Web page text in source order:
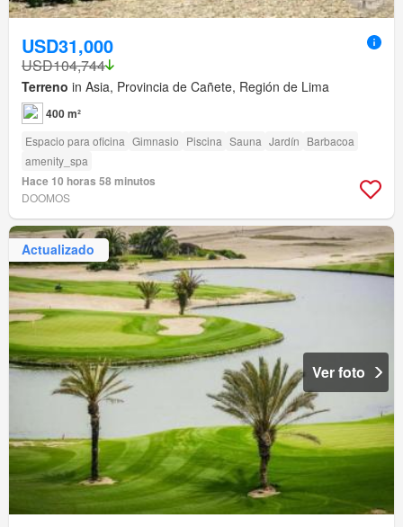
USD31,000
USD104,744
Terreno in Asia, Provincia de Cañete, Región de Lima
400 m²
Espacio para oficina Gimnasio Piscina Sauna Jardín Barbacoa
amenity_spa
Hace 10 horas 58 minutos
DOOMOS
Actualizado
Ver foto